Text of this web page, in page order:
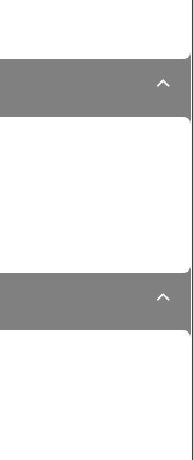

